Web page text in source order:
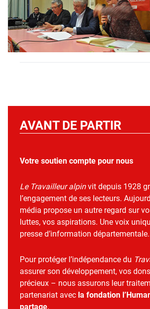
AVANT DE PARTIR
Votre soutien compte pour nous
Le Travailleur alpinvit depuis 1928
l’engagement de ses lecteurs.
média propose un autre regard sur
luttes, vos aspirations. Une voix
presse d’information départementale.
Pour protéger l’indépendance du
assurer son développement, vos
précieux – nous assurons leur
partenariat avec la fondation
partage.